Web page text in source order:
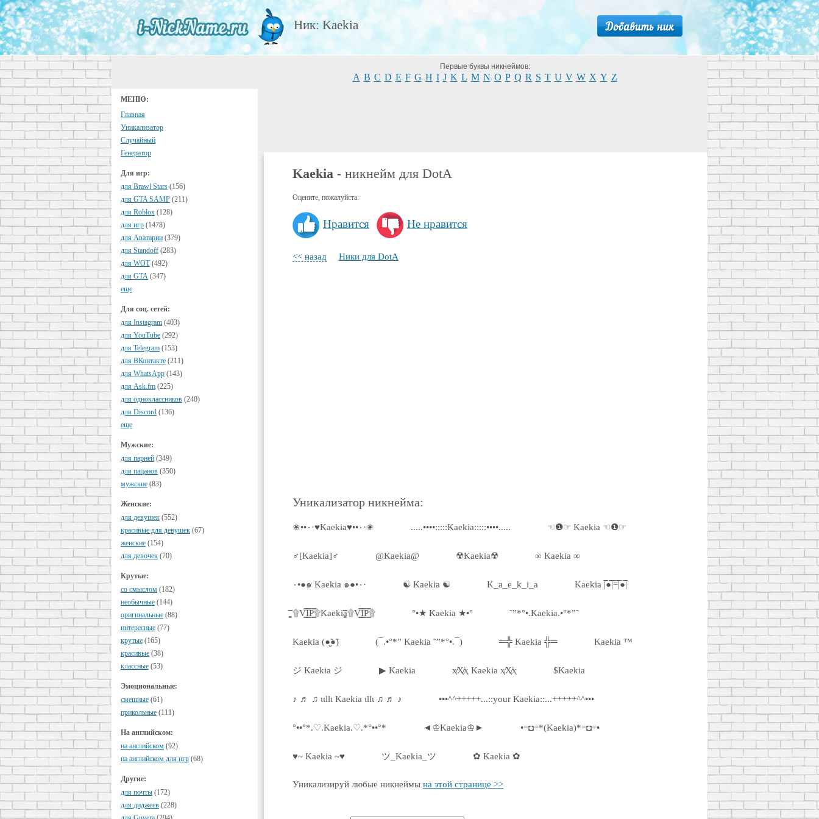
Ник: Kaekia
МЕНЮ:
Главная
Уникализатор
Случайный
Генератор
Для игр:
для Brawl Stars (156)
для GTA SAMP (211)
для Roblox (128)
для игр (1478)
для Аватарии (379)
для Standoff (283)
для WOT (492)
для GTA (347)
еще
Для соц. сетей:
для Instagram (403)
для YouTube (292)
для Telegram (153)
для ВКонтакте (211)
для WhatsApp (143)
для Ask.fm (225)
для одноклассников (240)
для Discord (136)
еще
Мужские:
для парней (349)
для пацанов (350)
мужские (83)
Женские:
для девушек (552)
красивые для девушек (67)
женские (154)
для девочек (70)
Крутые:
cо смыслом (182)
необычные (144)
оригинальные (88)
интересные (77)
крутые (165)
красивые (38)
классные (53)
Эмоциональные:
смешные (61)
прикольные (111)
На английском:
на английском (92)
на английском для игр (68)
Другие:
для почты (172)
для диджеев (228)
Первые буквы никнеймов:
A B C D E F G H I J K L M N O P Q R S T U V W X Y Z
Kaekia - никнейм для DotA
Оцените, пожалуйста:
Нравится Не нравится
<< назад Ники для DotA
Уникализатор никнейма:
✬••٠·♥Kaekia♥••٠·✬ .....••••:::::Kaekia:::::••••..... ☜❶☞ Kaekia ☜❶☞
♂[Kaekia]♂ @Kaekia@ ☢Kaekia☢ ∞ Kaekia ∞
٠•●๑ Kaekia ๑●•٠· ☯ Kaekia ☯ K_a_e_k_i_a Kaekia |̅̅●̅̅|̅̅=̅̅|̅●̅̅|
۩͇̿V͇̿I͇̿P͇̿۩Kaekia۩͇̿V͇̿I͇̿P͇̿۩ °•★ Kaekia ★•° ˜”*°•.Kaekia.•°*”˜
Kaekia (●̮̮̃●̃) (¯.•°*” Kaekia ˜”*°•.¯) ═╬ Kaekia ╬═ Kaekia ™
ジ Kaekia ジ ▶ Kaekia ҳ̸Ҳ̸ҳ Kaekia ҳ̸Ҳ̸ҳ $Kaekia
♪ ♬ ♫ ιιllι Kaekia ιllι ♫ ♬ ♪ •••^^+++++...::your Kaekia::...+++++^^•••
°••°*.♡.Kaekia.♡.*°••°* ◄♔Kaekia♔► •=◘=*(Kaekia)*=◘=•
♥~ Kaekia ~♥ ツ_Kaekia_ツ ✿ Kaekia ✿
Уникализируй любые никнеймы на этой странице >>